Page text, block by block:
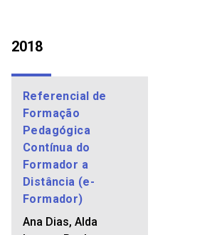
2018
Referencial de
Formação
Pedagógica
Contínua do
Formador a
Distância (e-
Formador)
Ana Dias, Alda